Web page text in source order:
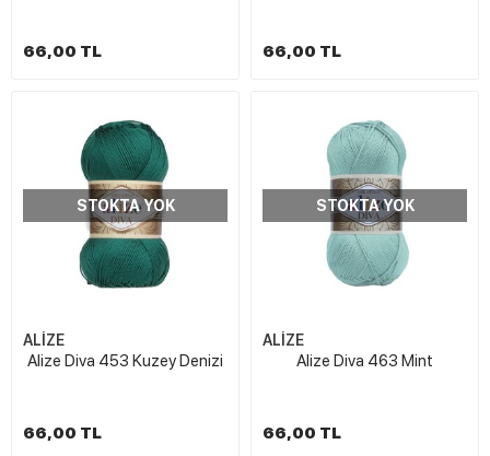
66,00 TL 66,00 TL
STOKTA YOK
ALİZE
Alize Diva 453 Kuzey Denizi
66,00 TL
STOKTA YOK
ALİZE
Alize Diva 463 Mint
66,00 TL